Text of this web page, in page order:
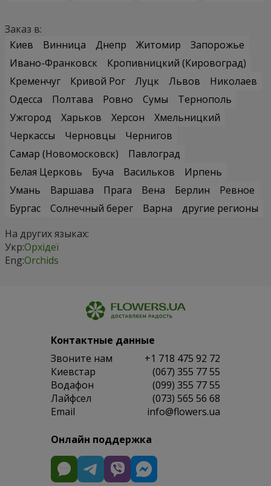
Заказ в:
Киев
Винница Днепр Житомир
Запорожье
Ивано-Франковск
Кропивницкий (Кировоград)
Кременчуг
Кривой Рог Луцк Львов
Николаев
Одесса
Полтава Ровно Сумы
Тернополь
Ужгород
Харьков Херсон
Хмельницкий
Черкассы
Черновцы
Чернигов
Самар (Новомосковск)
Павлоград
Белая Церковь
Буча Васильков
Ирпень
Умань
Варшава Прага Вена Берлин
Ревное
Бургас
Солнечный берег Варна
другие регионы
На других языках:
Укр:Орхідеї
Eng:Orchids
Контактные данные
Звоните нам
+1 718 475 92 72
Киевстар
(067) 355 77 55
Водафон
(099) 355 77 55
Лайфсел
(073) 565 56 68
Email
info@flowers.ua
Онлайн поддержка